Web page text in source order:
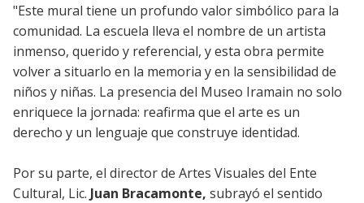
"Este mural tiene un profundo valor simbólico para la
comunidad. La escuela lleva el nombre de un artista
inmenso, querido y referencial, y esta obra permite
volver a situarlo en la memoria y en la sensibilidad de
niños y niñas. La presencia del Museo Iramain no solo
enriquece la jornada: reafirma que el arte es un
derecho y un lenguaje que construye identidad.
Por su parte, el director de Artes Visuales del Ente
Cultural, Lic. Juan Bracamonte, subrayó el sentido